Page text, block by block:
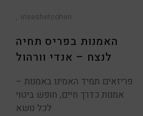
וורהול
iriseshetcohen
האמנות בפריס תחיה
לנצח – אנדי וורהול
פריזאים תמיד האמינו באמנות –
אמנות כדרך חיים, חופש ביטוי
לכל נושא